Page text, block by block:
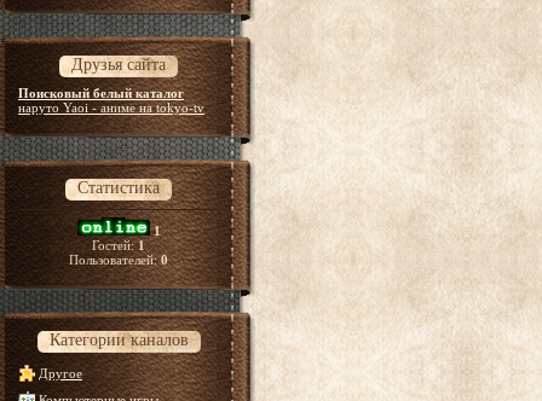
Друзья сайта
Поисковый белый каталог
наруто Yaoi - аниме на tokyo-tv
Статистика
1
Гостей:1
Пользователей:0
Категории каналов
Другое